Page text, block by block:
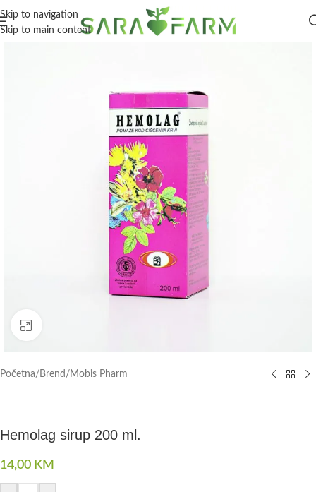
Skip to navigation
Skip to main content
Početna/ Brend / Mobis Pharm
Hemolag sirup 200 ml.
14,00 KM